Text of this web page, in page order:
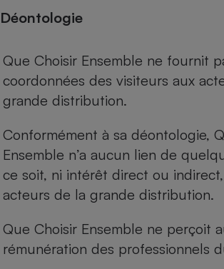
Déontologie
Que Choisir Ensemble ne fournit
coordonnées des visiteurs aux
grande distribution.
Conformément à sa déontologie,
Ensemble n’a aucun lien de
ce soit, ni intérêt direct ou
acteurs de la grande distribution.
Que Choisir Ensemble ne perçoit
rémunération des professionnels